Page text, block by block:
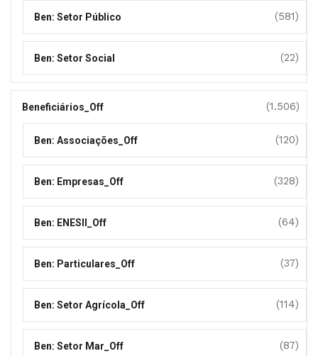
Ben: Setor Público (581)
Ben: Setor Social (22)
Beneficiários_Off (1.506)
Ben: Associações_Off (120)
Ben: Empresas_Off (328)
Ben: ENESII_Off (64)
Ben: Particulares_Off (37)
Ben: Setor Agrícola_Off (114)
Ben: Setor Mar_Off (87)